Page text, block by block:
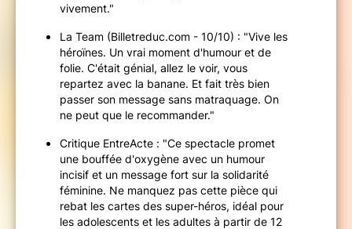
vivement."
La Team (Billetreduc.com - 10/10) : "Vive les
héroïnes. Un vrai moment d'humour et de
folie. C'était génial, allez le voir, vous
repartez avec la banane. Et fait très bien
passer son message sans matraquage. On
ne peut que le recommander."
Critique EntreActe : "Ce spectacle promet
une bouffée d'oxygène avec un humour
incisif et un message fort sur la solidarité
féminine. Ne manquez pas cette pièce qui
rebat les cartes des super-héros, idéal pour
les adolescents et les adultes à partir de 12